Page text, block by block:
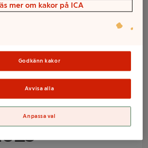
44x63
kan variera mellan butikerna
mer om kakor på ICA
Godkänn kakor
Avvisa alla
Anpassa val